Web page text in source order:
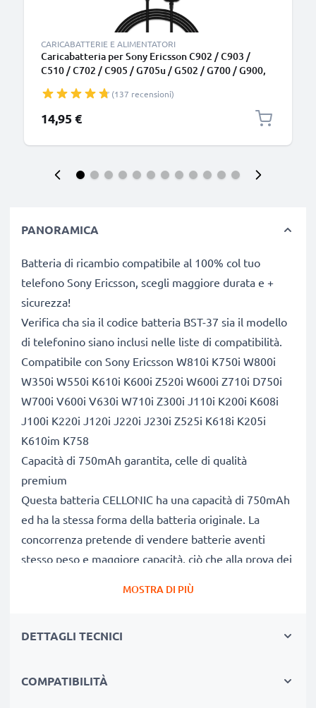
CARICABATTERIE E ALIMENTATORI
Caricabatteria per Sony Ericsson C902 / C903 /
C510 / C702 / C905 / G705u / G502 / G700 / G900,
europea
(137 recensioni)
14,95 €
PANORAMICA
Batteria di ricambio compatibile al 100% col tuo
telefono Sony Ericsson, scegli maggiore durata e +
sicurezza!
Verifica cha sia il codice batteria BST-37 sia il modello
di telefonino siano inclusi nelle liste di compatibilità.
Compatibile con Sony Ericsson W810i K750i W800i
W350i W550i K610i K600i Z520i W600i Z710i D750i
W700i V600i V630i W710i Z300i J110i K200i K608i
J100i K220i J120i J220i J230i Z525i K618i K205i
K610im K758
Capacità di 750mAh garantita, celle di qualità
premium
Questa batteria CELLONIC ha una capacità di 750mAh
ed ha la stessa forma della batteria originale. La
concorrenza pretende di vendere batterie aventi
stesso peso e maggiore capacità, ciò che alla prova dei
Grandi prestazioni: batteria BST-37 con lunga durata di
Le nostre batterie sostitutive forniscono
MOSTRA DI PIÙ
DETTAGLI TECNICI
COMPATIBILITÀ